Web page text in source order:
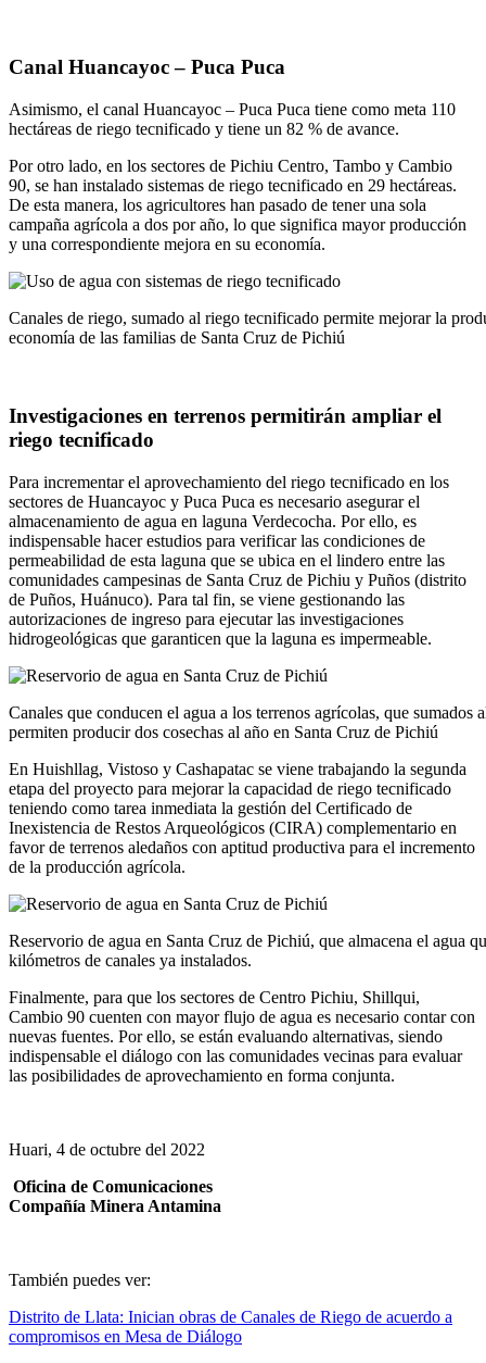
Canal Huancayoc – Puca Puca
Asimismo, el canal Huancayoc – Puca Puca tiene como meta 110
hectáreas de riego tecnificado y tiene un 82 % de avance.
Por otro lado, en los sectores de Pichiu Centro, Tambo y Cambio
90, se han instalado sistemas de riego tecnificado en 29 hectáreas.
De esta manera, los agricultores han pasado de tener una sola
campaña agrícola a dos por año, lo que significa mayor producción
y una correspondiente mejora en su economía.
Canales de riego, sumado al riego tecnificado permite mejorar la
economía de las familias de Santa Cruz de Pichiú
Investigaciones en terrenos permitirán ampliar el
riego tecnificado
Para incrementar el aprovechamiento del riego tecnificado en los
sectores de Huancayoc y Puca Puca es necesario asegurar el
almacenamiento de agua en laguna Verdecocha. Por ello, es
indispensable hacer estudios para verificar las condiciones de
permeabilidad de esta laguna que se ubica en el lindero entre las
comunidades campesinas de Santa Cruz de Pichiu y Puños (distrito
de Puños, Huánuco). Para tal fin, se viene gestionando las
autorizaciones de ingreso para ejecutar las investigaciones
hidrogeológicas que garanticen que la laguna es impermeable.
Canales que conducen el agua a los terrenos agrícolas, que sumados
permiten producir dos cosechas al año en Santa Cruz de Pichiú
En Huishllag, Vistoso y Cashapatac se viene trabajando la segunda
etapa del proyecto para mejorar la capacidad de riego tecnificado
teniendo como tarea inmediata la gestión del Certificado de
Inexistencia de Restos Arqueológicos (CIRA) complementario en
favor de terrenos aledaños con aptitud productiva para el incremento
de la producción agrícola.
Reservorio de agua en Santa Cruz de Pichiú, que almacena el agua
kilómetros de canales ya instalados.
Finalmente, para que los sectores de Centro Pichiu, Shillqui,
Cambio 90 cuenten con mayor flujo de agua es necesario contar con
nuevas fuentes. Por ello, se están evaluando alternativas, siendo
indispensable el diálogo con las comunidades vecinas para evaluar
las posibilidades de aprovechamiento en forma conjunta.
Huari, 4 de octubre del 2022
Oficina de Comunicaciones
Compañía Minera Antamina
También puedes ver:
Distrito de Llata: Inician obras de Canales de Riego de acuerdo a
compromisos en Mesa de Diálogo